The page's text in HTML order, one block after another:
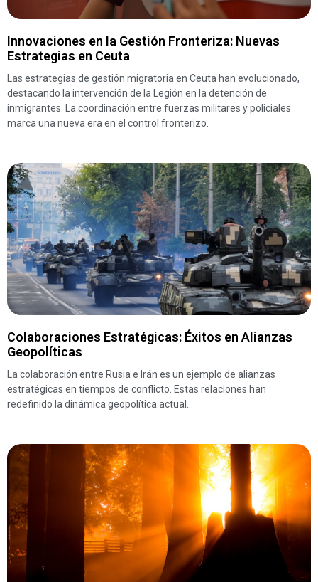
Innovaciones en la Gestión Fronteriza: Nuevas
Estrategias en Ceuta
Las estrategias de gestión migratoria en Ceuta han evolucionado,
destacando la intervención de la Legión en la detención de
inmigrantes. La coordinación entre fuerzas militares y policiales
marca una nueva era en el control fronterizo.
Colaboraciones Estratégicas: Éxitos en Alianzas
Geopolíticas
La colaboración entre Rusia e Irán es un ejemplo de alianzas
estratégicas en tiempos de conflicto. Estas relaciones han
redefinido la dinámica geopolítica actual.